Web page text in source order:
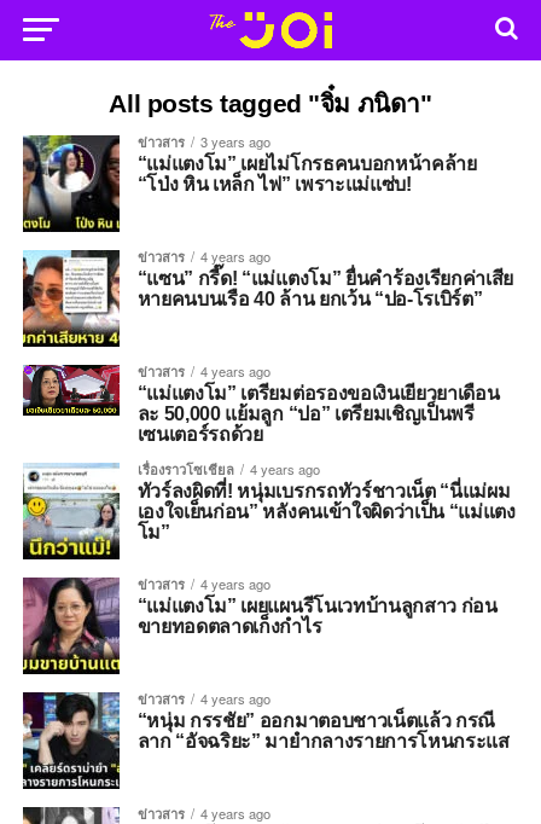
All posts tagged "จิ๋ม ภนิดา"
ข่าวสาร 3 years ago
“แม่แตงโม” เผยไม่โกรธคนบอกหน้าคล้าย
“โป่ง หิน เหล็ก ไฟ” เพราะแม่แซ่บ!
ข่าวสาร 4 years ago
“แซน” กรี๊ด! “แม่แตงโม” ยื่นคำร้องเรียกค่าเสีย
หายคนบนเรือ 40 ล้าน ยกเว้น “ปอ-โรเบิร์ต”
ข่าวสาร 4 years ago
“แม่แตงโม” เตรียมต่อรองขอเงินเยียวยาเดือน
ละ 50,000 แย้มลูก “ปอ” เตรียมเชิญเป็นพรี
เซนเตอร์รถด้วย
เรื่องราวโซเชียล 4 years ago
ทัวร์ลงผิดที่! หนุ่มเบรกรถทัวร์ชาวเน็ต “นี่แม่ผม
เองใจเย็นก่อน” หลังคนเข้าใจผิดว่าเป็น “แม่แตง
โม”
ข่าวสาร 4 years ago
“แม่แตงโม” เผยแผนรีโนเวทบ้านลูกสาว ก่อน
ขายทอดตลาดเก็งกำไร
ข่าวสาร 4 years ago
“หนุ่ม กรรชัย” ออกมาตอบชาวเน็ตแล้ว กรณี
ลาก “อัจฉริยะ” มายำกลางรายการโหนกระแส
ข่าวสาร 4 years ago